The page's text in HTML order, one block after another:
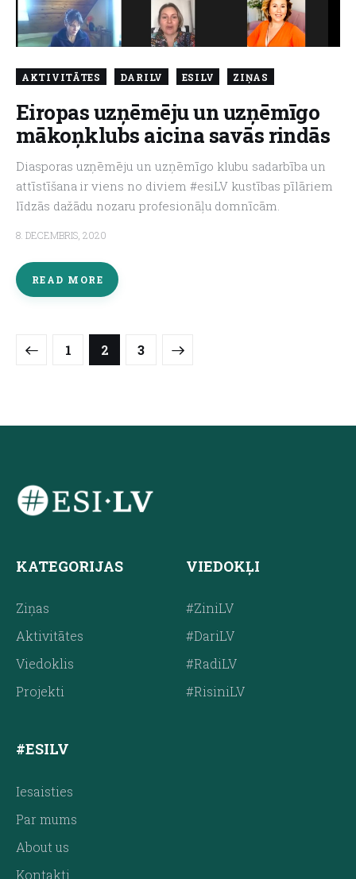
AKTIVITĀTES DARILV ESILV ZIŅAS
Eiropas uzņēmēju un uzņēmīgo
mākoņklubs aicina savās rindās
Diasporas uzņēmēju un uzņēmīgo klubu sadarbība un
attīstīšana ir viens no diviem #esiLV kustības pīlāriem
līdzās dažādu nozaru profesionāļu domnīcām.
8. DECEMBRIS, 2020
READ MORE
1 2 3
KATEGORIJAS
Ziņas
Aktivitātes
Viedoklis
Projekti
VIEDOKĻI
#ZiniLV
#DariLV
#RadiLV
#RisiniLV
#ESILV
Iesaisties
Par mums
About us
Kontakti